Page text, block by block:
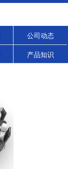
公司动态
产品知识